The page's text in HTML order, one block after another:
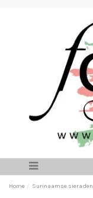
Home Surinaamse sieraden